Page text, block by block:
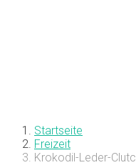
Startseite
Freizeit
Krokodil-Leder-